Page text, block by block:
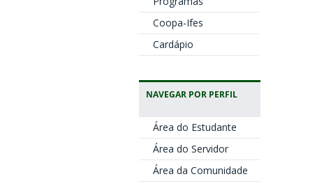
Coopa-Ifes
Cardápio
NAVEGAR POR PERFIL
Área do Estudante
Área do Servidor
Área da Comunidade